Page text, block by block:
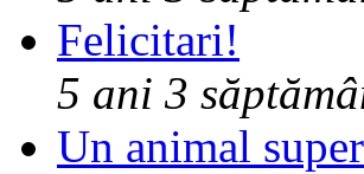
Felicitari!
5 ani 3
Un animal